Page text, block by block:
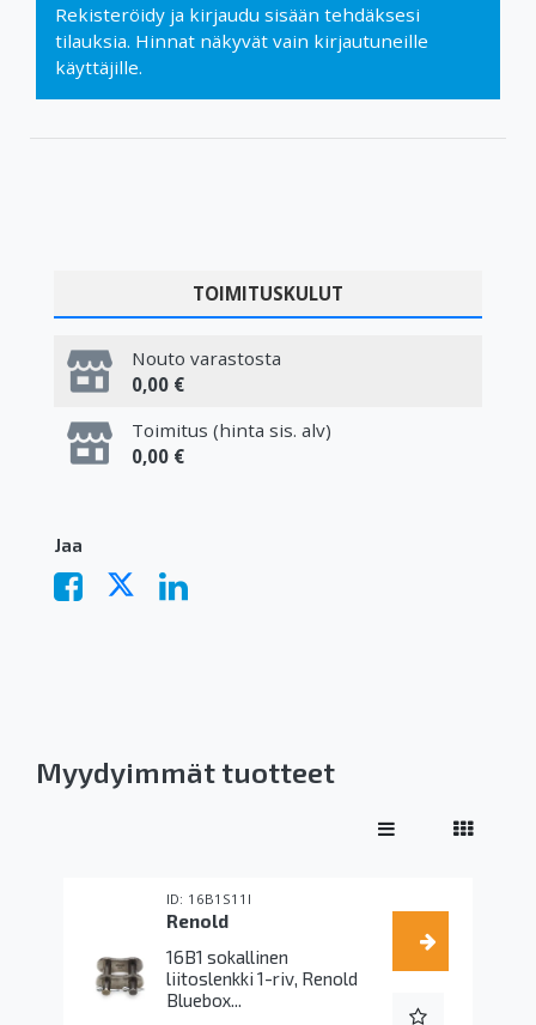
Rekisteröidy ja kirjaudu sisään tehdäksesi
tilauksia. Hinnat näkyvät vain kirjautuneille
käyttäjille.
TOIMITUSKULUT
Nouto varastosta
0,00 €
Toimitus (hinta sis. alv)
0,00 €
Jaa
Myydyimmät tuotteet
16B1S11I
Renold
16B1 sokallinen
liitoslenkki 1-riv, Renold
Bluebox...